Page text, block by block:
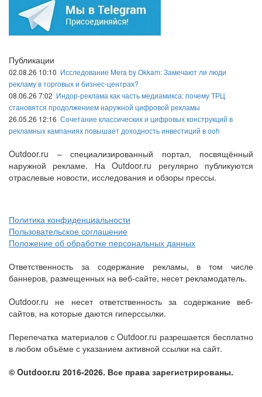
Публикации
02.08.26 10:10 Исследование Mera by Okkam: Замечают ли люди
рекламу в торговых и бизнес-центрах?
08.06.26 7:02 Индор-реклама как часть медиамикса: почему ТРЦ
становятся продолжением наружной цифровой рекламы
26.05.26 12:16 Сочетание классических и цифровых конструкций в
рекламных кампаниях повышает доходность инвестиций в ooh
Outdoor.ru – специализированный портал, посвящённый
наружной рекламе. На Outdoor.ru регулярно публикуются
отраслевые новости, исследования и обзоры прессы.
Политика конфиденциальности
Пользовательское соглашение
Положение об обработке персональных данных
Ответственность за содержание рекламы, в том числе
баннеров, размещенных на веб-сайте, несет рекламодатель.
Outdoor.ru не несет ответственность за содержание веб-
сайтов, на которые даются гиперссылки.
Перепечатка материалов с Outdoor.ru разрешается бесплатно
в любом объёме с указанием активной ссылки на сайт.
© Outdoor.ru 2016-2026. Все права зарегистрированы.